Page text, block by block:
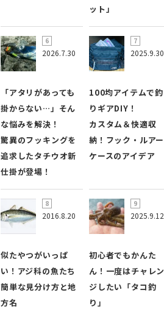
ット」
2026.7.30
「アタリがあっても
掛からない…」そん
な悩みを解決！
驚異のフッキングを
追求したタチウオ新
仕掛が登場！
2025.9.30
100均アイテムで釣
りギアDIY！
カスタム＆快適収
納！フック・ルアー
ケースのアイデア
2016.8.20
似たやつがいっぱ
い！アジ科の魚たち
簡単な見分け方と地
方名
2025.9.12
初心者でもかんた
ん！一度はチャレン
ジしたい「タコ釣
り」